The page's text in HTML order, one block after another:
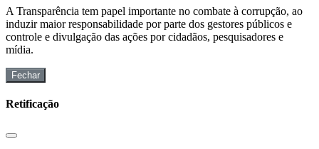
A Transparência tem papel importante no combate à corrupção, ao
induzir maior responsabilidade por parte dos gestores públicos e
controle e divulgação das ações por cidadãos, pesquisadores e
mídia.
Fechar
Retificação